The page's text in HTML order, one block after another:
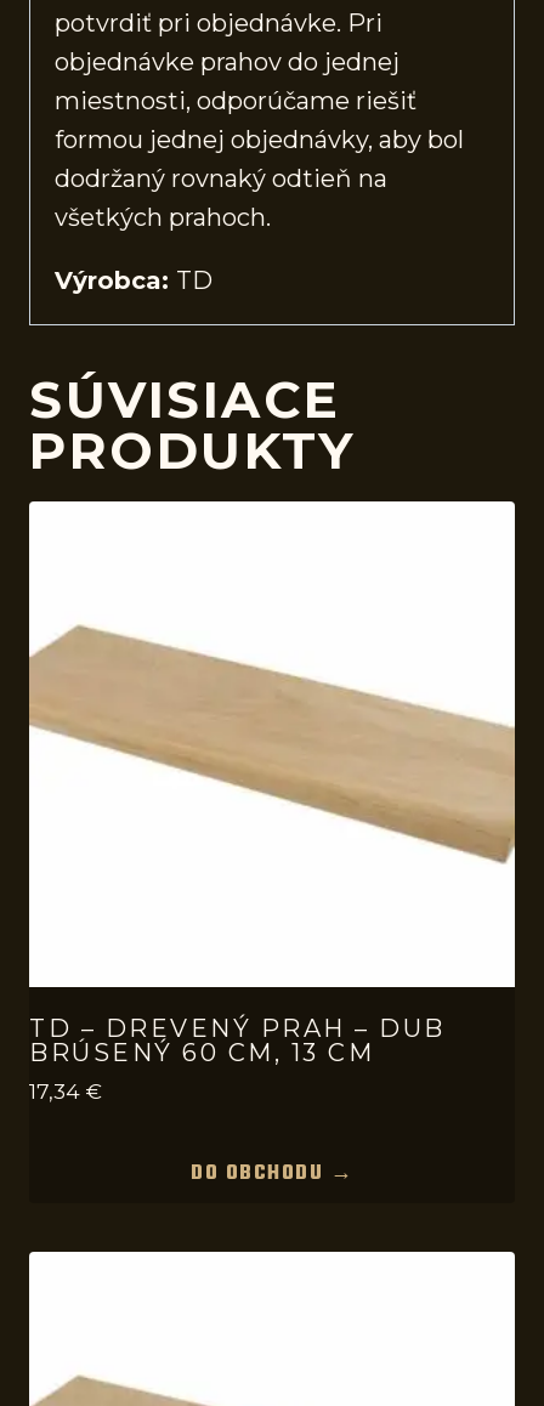
potvrdiť pri objednávke. Pri
objednávke prahov do jednej
miestnosti, odporúčame riešiť
formou jednej objednávky, aby bol
dodržaný rovnaký odtieň na
všetkých prahoch.
Výrobca: TD
SÚVISIACE
PRODUKTY
TD – DREVENÝ PRAH – DUB
BRÚSENÝ 60 CM, 13 CM
17,34 €
DO OBCHODU →